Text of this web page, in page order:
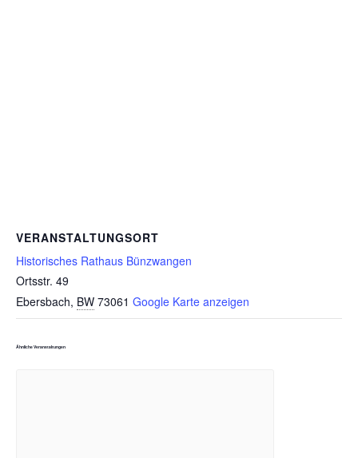
VERANSTALTUNGSORT
Historisches Rathaus Bünzwangen
Ortsstr. 49
Ebersbach, BW 73061 Google Karte anzeigen
Ähnliche Veranstaltungen